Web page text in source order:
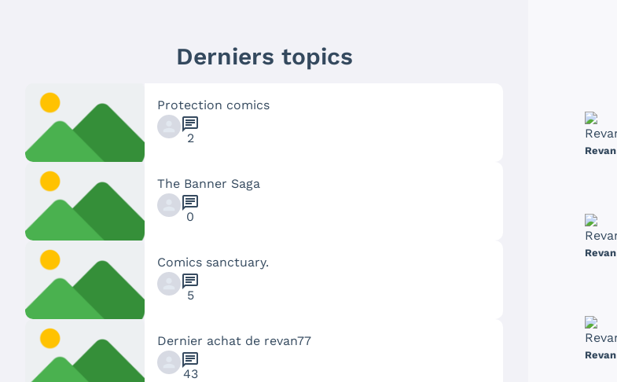
Revan
Revan
Revan
Derniers topics
Protection comics
chat
2
The Banner Saga
chat
0
Comics sanctuary.
chat
5
Dernier achat de revan77
chat
43